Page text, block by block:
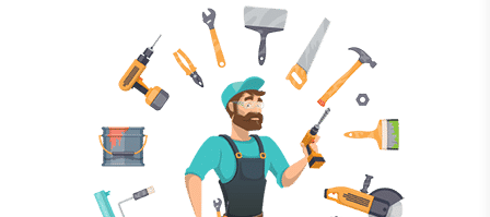
خدمات نقل اثاث